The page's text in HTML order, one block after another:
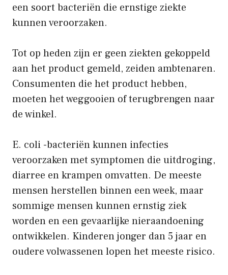
een soort bacteriën die ernstige ziekte
kunnen veroorzaken.
Tot op heden zijn er geen ziekten gekoppeld
aan het product gemeld, zeiden ambtenaren.
Consumenten die het product hebben,
moeten het weggooien of terugbrengen naar
de winkel.
E. coli -bacteriën kunnen infecties
veroorzaken met symptomen die uitdroging,
diarree en krampen omvatten. De meeste
mensen herstellen binnen een week, maar
sommige mensen kunnen ernstig ziek
worden en een gevaarlijke nieraandoening
ontwikkelen. Kinderen jonger dan 5 jaar en
oudere volwassenen lopen het meeste risico.